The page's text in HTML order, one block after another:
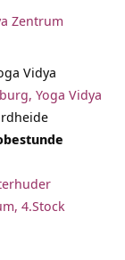
Zentrum
Vidya
Yoga Vidya
4.Stock